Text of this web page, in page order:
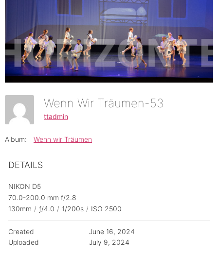
Wenn Wir Träumen-53
ttadmin
Album: Wenn wir Träumen
DETAILS
NIKON D5
70.0-200.0 mm f/2.8
130mm / ƒ/4.0 / 1/200s / ISO 2500
Created
June 16, 2024
Uploaded
July 9, 2024